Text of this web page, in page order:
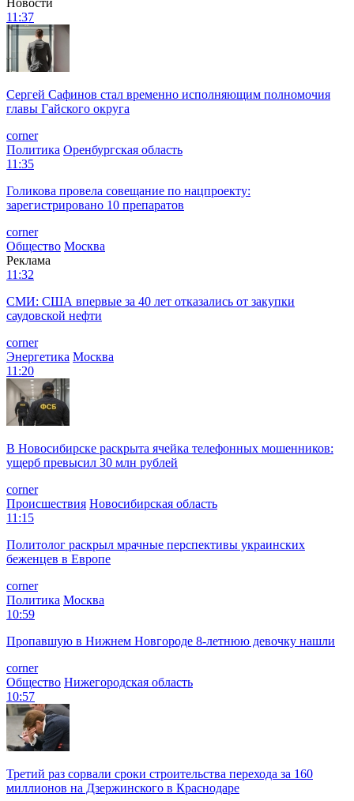
11:37
Сергей Сафинов стал временно исполняющим полномочия
главы Гайского округа
corner
Политика Оренбургская область
11:35
Голикова провела совещание по нацпроекту:
зарегистрировано 10 препаратов
corner
Общество Москва
Реклама
11:32
СМИ: США впервые за 40 лет отказались от закупки
саудовской нефти
corner
Энергетика Москва
11:20
В Новосибирске раскрыта ячейка телефонных мошенников:
ущерб превысил 30 млн рублей
corner
Происшествия Новосибирская область
11:15
Политолог раскрыл мрачные перспективы украинских
беженцев в Европе
corner
Политика Москва
10:59
Пропавшую в Нижнем Новгороде 8-летнюю девочку нашли
corner
Общество Нижегородская область
10:57
Третий раз сорвали сроки строительства перехода за 160
миллионов на Дзержинского в Краснодаре